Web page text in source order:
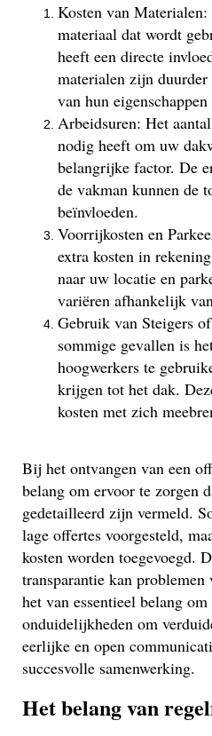
Kosten van
materiaal dat wordt
heeft een directe
materialen zijn
van hun
Arbeidsuren: Het
nodig heeft om uw
belangrijke factor. De
de vakman kunnen de
beïnvloeden.
Voorrijkosten en
extra kosten in
naar uw locatie en
variëren afhankelijk
Gebruik van Steigers
sommige gevallen is
hoogwerkers te
krijgen tot het dak.
kosten met zich
Bij het ontvangen van een
belang om ervoor te zorgen
gedetailleerd zijn vermeld.
lage offertes voorgesteld,
kosten worden toegevoegd.
transparantie kan
het van essentieel belang
onduidelijkheden om
eerlijke en open
succesvolle samenwerking.
Het belang van